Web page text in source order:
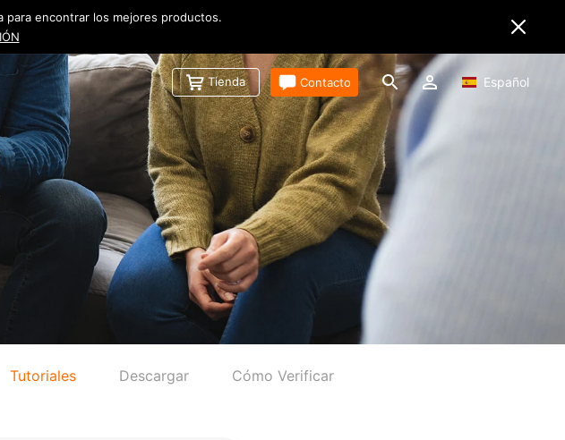
para encontrar los mejores productos.
Tienda Contacto Español
Tutoriales Descargar Cómo Verificar